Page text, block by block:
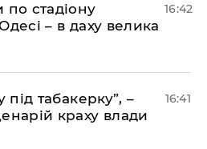
стадіону
– в даху велика
16:42
під табакерку”, –
краху влади
16:41